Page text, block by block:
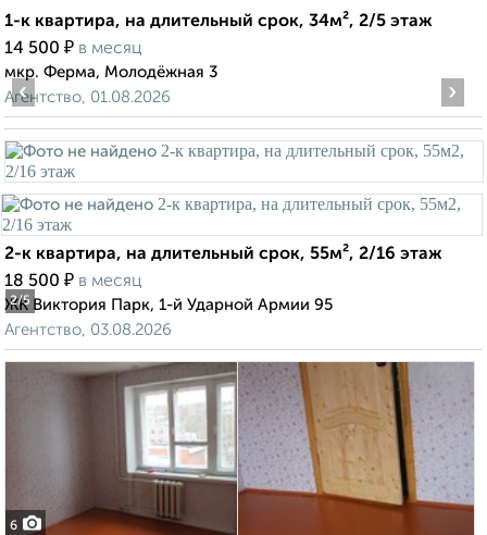
1-к квартира, на длительный срок, 34м², 2/5 этаж
14 500 ₽ в месяц
мкр. Ферма, Молодёжная 3
Агентство, 01.08.2026
2/5
‹ ›
2-к квартира, на длительный срок, 55м², 2/16 этаж
18 500 ₽ в месяц
ЖК Виктория Парк, 1-й Ударной Армии 95
Агентство, 03.08.2026
6